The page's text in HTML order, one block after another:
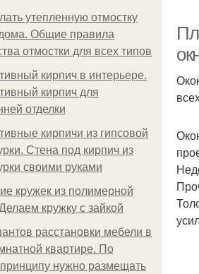
утепленную отмостку
дома. Общие правила
отмостки для всех типов
кирпич в интерьере.
кирпич для
отделки
кирпичи из гипсовой
Стена под кирпич из
своими руками
кружек из полимерной
кружку с зайкой
расстановки мебели в
квартире. По
нужно размещать